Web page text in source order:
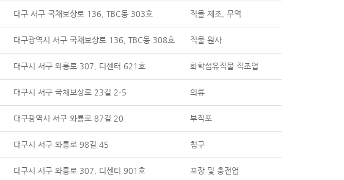
대구 서구 국채보상로 136, TBC동 303호 직물 제조, 무역
대구광역시 서구 국채보상로 136, TBC동 308호 직물 원사
대구시 서구 와룡로 307, 디센터 621호 화학섬유직물 직조업
대구시 서구 국채보상로 23길 2-5 의류
대구광역시 서구 와룡로 87길 20 부직포
대구시 서구 와룡로 98길 45 침구
대구시 서구 와룡로 307, 디센터 901호 포장 및 충전업